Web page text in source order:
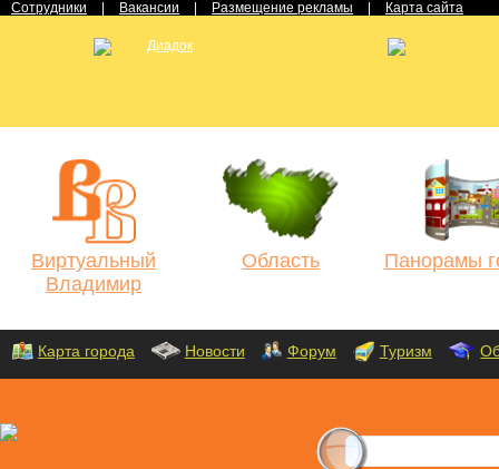
Сотрудники Вакансии Размещение рекламы Карта сайта
Виртуальный
Владимир
Область Панорамы
Карта города Новости Форум Туризм